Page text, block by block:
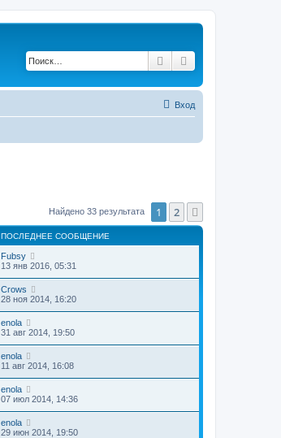
Поиск
Вход
Найдено 33 результата 1 2
ПОСЛЕДНЕЕ СООБЩЕНИЕ
Fubsy
13 янв 2016, 05:31
Crows
28 ноя 2014, 16:20
enola
31 авг 2014, 19:50
enola
11 авг 2014, 16:08
enola
07 июл 2014, 14:36
enola
29 июн 2014, 19:50